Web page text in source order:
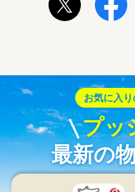
お気に入り
プッ
最新の